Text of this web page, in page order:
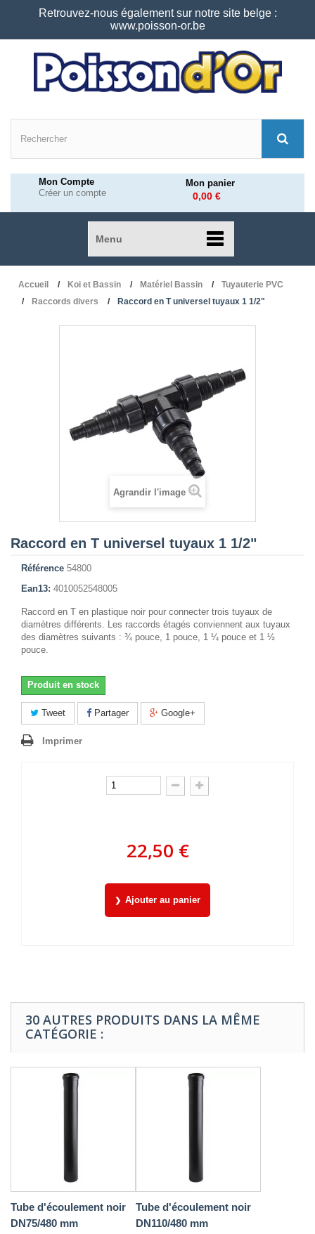
Retrouvez-nous également sur notre site belge :
www.poisson-or.be
Mon Compte
Créer un compte
Mon panier
0,00 €
Menu
Accueil Koi et Bassin Matériel Bassin
Tuyauterie PVC
Raccords divers
Raccord en T universel tuyaux 1 1/2"
Agrandir l'image
Raccord en T universel tuyaux 1 1/2"
Référence 54800
Ean13: 4010052548005
Raccord en T en plastique noir pour connecter trois tuyaux de
diamètres différents. Les raccords étagés conviennent aux tuyaux
des diamètres suivants : ¾ pouce, 1 pouce, 1 ¼ pouce et 1 ½
pouce.
Produit en stock
Tweet Partager Google+
Imprimer
22,50 €
Ajouter au panier
30 AUTRES PRODUITS DANS LA MÊME
CATÉGORIE :
Tube d'écoulement noir
DN75/480 mm
Tube d'écoulement noir
DN110/480 mm